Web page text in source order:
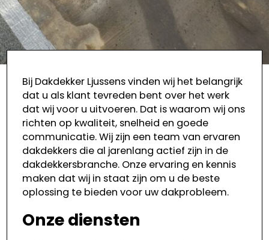
Bij Dakdekker Ljussens vinden wij het belangrijk
dat u als klant tevreden bent over het werk
dat wij voor u uitvoeren. Dat is waarom wij ons
richten op kwaliteit, snelheid en goede
communicatie. Wij zijn een team van ervaren
dakdekkers die al jarenlang actief zijn in de
dakdekkersbranche. Onze ervaring en kennis
maken dat wij in staat zijn om u de beste
oplossing te bieden voor uw dakprobleem.
Onze diensten